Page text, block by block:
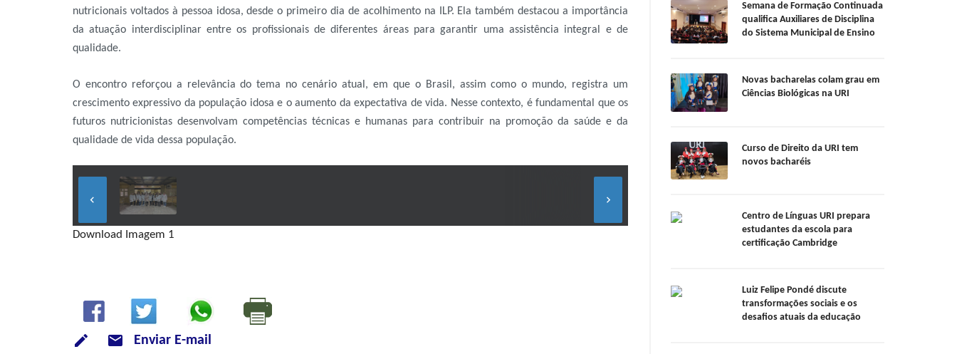
nutricionais voltados à pessoa idosa, desde o primeiro dia de acolhimento na ILP. Ela também destacou a importância
da atuação interdisciplinar entre os profissionais de diferentes áreas para garantir uma assistência integral e de
qualidade.
O encontro reforçou a relevância do tema no cenário atual, em que o Brasil, assim como o mundo, registra um
crescimento expressivo da população idosa e o aumento da expectativa de vida. Nesse contexto, é fundamental que os
futuros nutricionistas desenvolvam competências técnicas e humanas para contribuir na promoção da saúde e da
qualidade de vida dessa população.
keyboard_arrow_left keyboard_arrow_right
Download Imagem 1
mode_email Enviar E-mail
Semana de Formação Continuada
qualifica Auxiliares de Disciplina
do Sistema Municipal de Ensino
Novas bacharelas colam grau em
Ciências Biológicas na URI
Curso de Direito da URI tem
novos bacharéis
Centro de Línguas URI prepara
estudantes da escola para
certificação Cambridge
Luiz Felipe Pondé discute
transformações sociais e os
desafios atuais da educação